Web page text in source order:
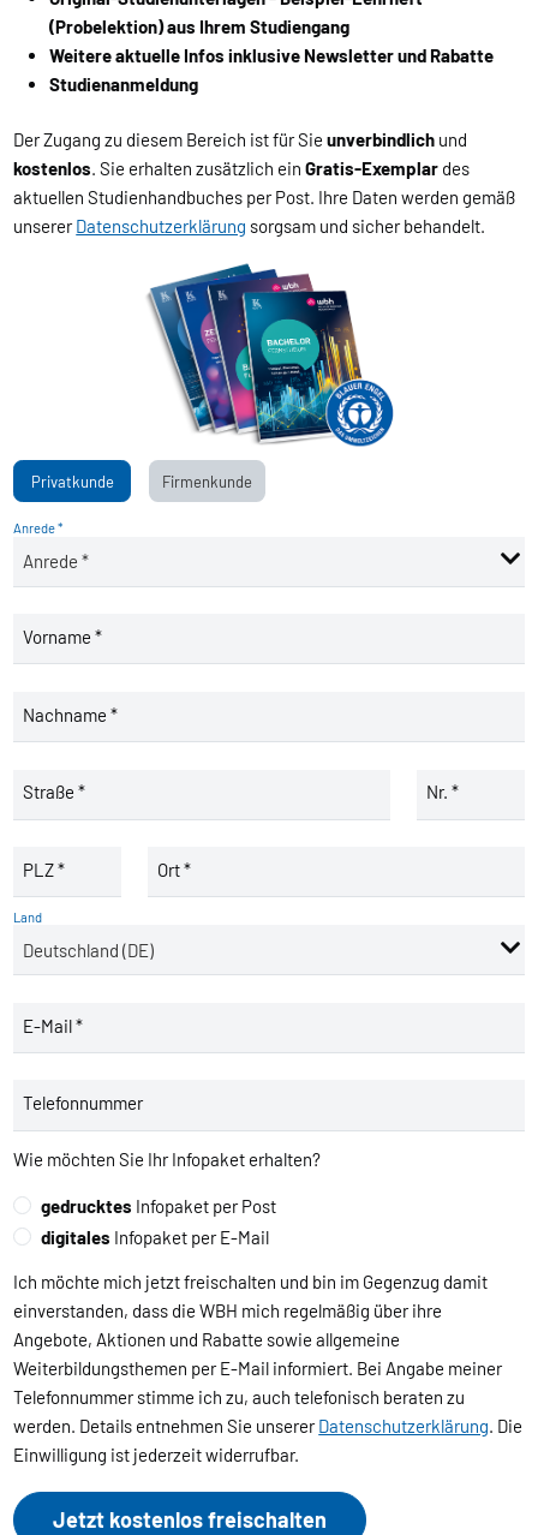
(Probelektion) aus Ihrem Studiengang
Weitere aktuelle Infos inklusive Newsletter und Rabatte
Studienanmeldung
Der Zugang zu diesem Bereich ist für Sieunverbindlich und
kostenlos. Sie erhalten zusätzlich einGratis-Exemplar des
aktuellen Studienhandbuches per Post. Ihre Daten werden gemäß
unsererDatenschutzerklärung sorgsam und sicher behandelt.
Privatkunde Firmenkunde
Anrede *
Vorname *
Nachname *
Straße * Nr. *
PLZ * Ort *
Land
E-Mail *
Telefonnummer
Wie möchten Sie Ihr Infopaket erhalten?
gedrucktes Infopaket per Post
digitales Infopaket per E-Mail
Ich möchte mich jetzt freischalten und bin im Gegenzug damit
einverstanden, dass die WBH mich regelmäßig über ihre
Angebote, Aktionen und Rabatte sowie allgemeine
Weiterbildungsthemen per E-Mail informiert. Bei Angabe meiner
Telefonnummer stimme ich zu, auch telefonisch beraten zu
werden. Details entnehmen Sie unsererDatenschutzerklärung. Die
Einwilligung ist jederzeit widerrufbar.
Jetzt kostenlos freischalten